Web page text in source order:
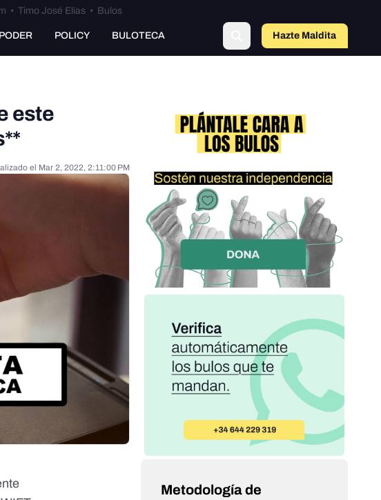
• Timo José Elías • Bulos
POLICY BULOTECA Hazte Maldito
a
este
el Mar 2, 2022, 2:11:00 PM
Metodología de